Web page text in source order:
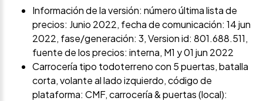
Información de la versión: número última lista de
precios: Junio 2022, fecha de comunicación: 14 jun
2022, fase/generación: 3, Version id: 801.688.511,
fuente de los precios: interna, M1 y 01 jun 2022
Carrocería tipo todoterreno con 5 puertas, batalla
corta, volante al lado izquierdo, código de
plataforma: CMF, carrocería & puertas (local):